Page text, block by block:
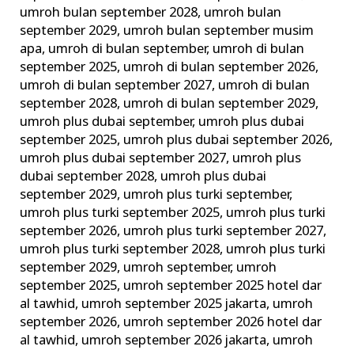
umroh bulan september 2028, umroh bulan
september 2029, umroh bulan september musim
apa, umroh di bulan september, umroh di bulan
september 2025, umroh di bulan september 2026,
umroh di bulan september 2027, umroh di bulan
september 2028, umroh di bulan september 2029,
umroh plus dubai september, umroh plus dubai
september 2025, umroh plus dubai september 2026,
umroh plus dubai september 2027, umroh plus
dubai september 2028, umroh plus dubai
september 2029, umroh plus turki september,
umroh plus turki september 2025, umroh plus turki
september 2026, umroh plus turki september 2027,
umroh plus turki september 2028, umroh plus turki
september 2029, umroh september, umroh
september 2025, umroh september 2025 hotel dar
al tawhid, umroh september 2025 jakarta, umroh
september 2026, umroh september 2026 hotel dar
al tawhid, umroh september 2026 jakarta, umroh